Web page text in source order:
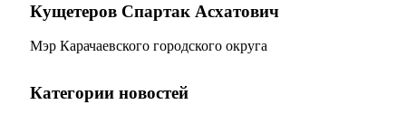
Кущетеров Спартак Асхатович
Мэр Карачаевского городского округа
Категории новостей